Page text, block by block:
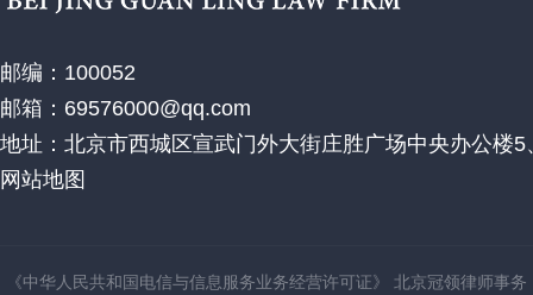
邮编：100052
邮箱：69576000@qq.com
地址：北京市西城区宣武门外大街庄胜广场中央办公楼5
网站地图
《中华人民共和国电信与信息服务业务经营许可证》 北京冠领律师事务